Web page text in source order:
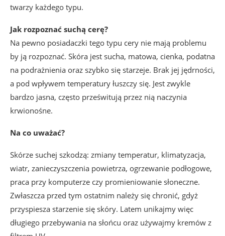
twarzy każdego typu.
Jak rozpoznać suchą cerę?
Na pewno posiadaczki tego typu cery nie mają problemu
by ją rozpoznać. Skóra jest sucha, matowa, cienka, podatna
na podrażnienia oraz szybko się starzeje. Brak jej jędrności,
a pod wpływem temperatury łuszczy się. Jest zwykle
bardzo jasna, często prześwitują przez nią naczynia
krwionośne.
Na co uważać?
Skórze suchej szkodzą: zmiany temperatur, klimatyzacja,
wiatr, zanieczyszczenia powietrza, ogrzewanie podłogowe,
praca przy komputerze czy promieniowanie słoneczne.
Zwłaszcza przed tym ostatnim należy się chronić, gdyż
przyspiesza starzenie się skóry. Latem unikajmy więc
długiego przebywania na słońcu oraz używajmy kremów z